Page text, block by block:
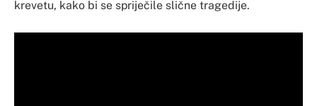
krevetu, kako bi se spriječile slične tragedije.